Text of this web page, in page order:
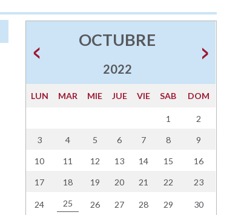
OCTUBRE
2022
LUN MAR MIE JUE VIE SAB DOM
1 2
3 4 5 6 7 8 9
10 11 12 13 14 15 16
17 18 19 20 21 22 23
24 25 26 27 28 29 30